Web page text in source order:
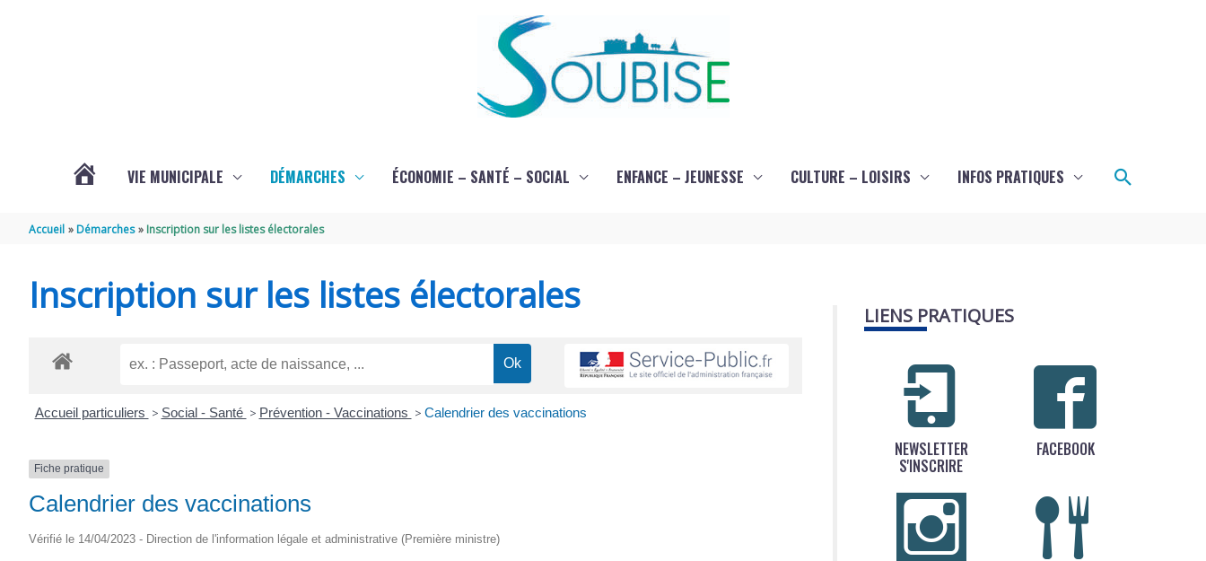
SOUBISE
VIE MUNICIPALE DÉMARCHES ÉCONOMIE – SANTÉ – SOCIAL ENFANCE – JEUNESSE CULTURE – LOISIRS INFOS PRATIQUES
Accueil Démarches Inscription sur les listes électorales
Inscription sur les listes électorales
Accueil particuliers > Social - Santé > Prévention - Vaccinations > Calendrier des vaccinations
Fiche pratique
Calendrier des vaccinations
Vérifié le 14/04/2023 - Direction de l'information légale et administrative (Première ministre)
LIENS PRATIQUES
NEWSLETTER
S'INSCRIRE
FACEBOOK